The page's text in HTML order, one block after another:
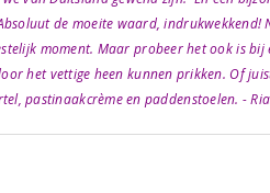
de moeite waard, indrukwekkend!
moment. Maar probeer het ook is bij
het vettige heen kunnen prikken. Of
pastinaakcrème en paddenstoelen. -